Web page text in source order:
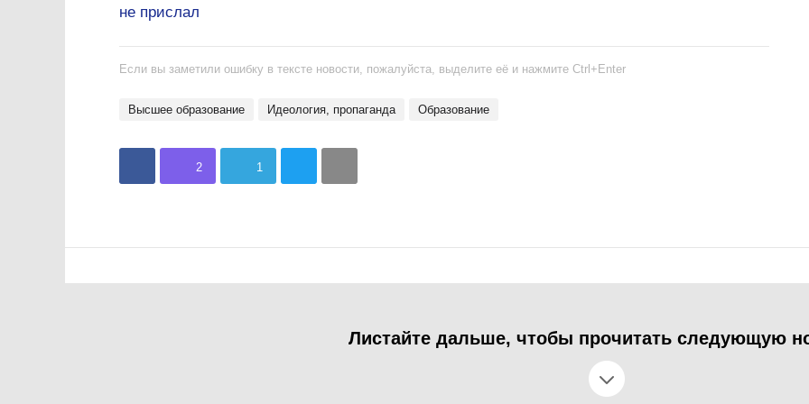
не прислал
Если вы заметили ошибку в тексте новости, пожалуйста, выделите её и нажмите Ctrl+Enter
Высшее образование идеология, пропаганда Образование
2 1
Листайте дальше, чтобы прочитать следующую